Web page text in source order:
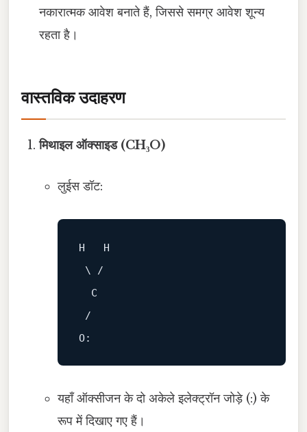
नकारात्मक आवेश बनाते हैं, जिससे समग्र आवेश शून्य
रहता है।
वास्तविक उदाहरण
मिथाइल ऑक्साइड (CH₃O)
लुईस डॉट:
H   H
\ /
  C
O:
यहाँ ऑक्सीजन के दो अकेले इलेक्ट्रॉन जोड़े (:) के
रूप में दिखाए गए हैं।